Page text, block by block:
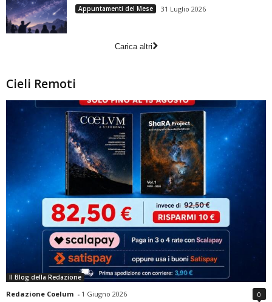
Appuntamenti del Mese 31 Luglio 2026
Carica altri
Cieli Remoti
Il Blog della Redazione
Redazione Coelum - 1 Giugno 2026 0